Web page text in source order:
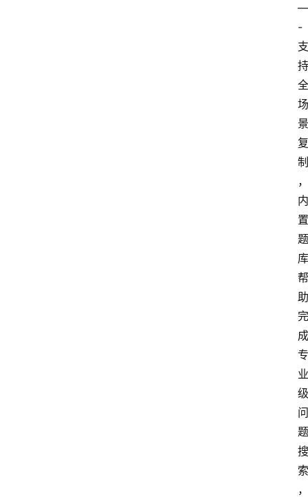
—
-
支
持
全
场
景
复
制
，
内
置
题
库
帮
助
完
成
专
业
级
问
题
搜
索
，